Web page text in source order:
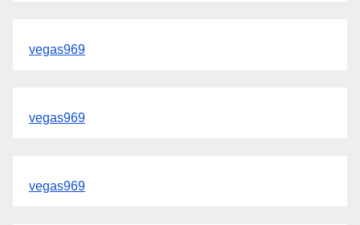
vegas969
vegas969
vegas969